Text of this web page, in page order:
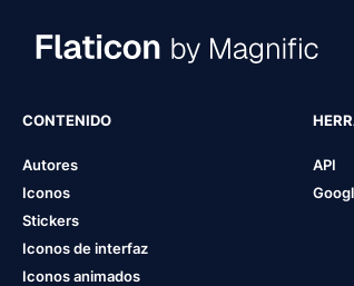
CONTENIDO
Autores
Iconos
Stickers
Iconos de interfaz
Iconos animados
API